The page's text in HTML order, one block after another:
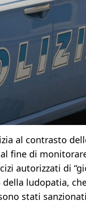
al contrasto
fine di
autorizzati di
ludopatia,
stati